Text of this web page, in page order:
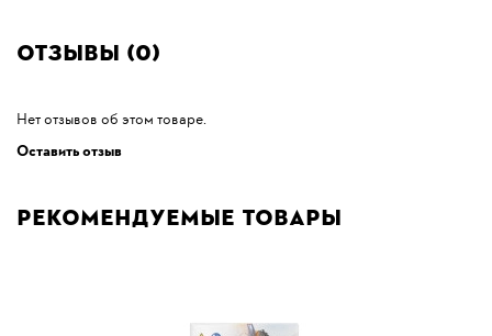
Отзывы (0)
Нет отзывов об этом товаре.
Оставить отзыв
Рекомендуемые товары